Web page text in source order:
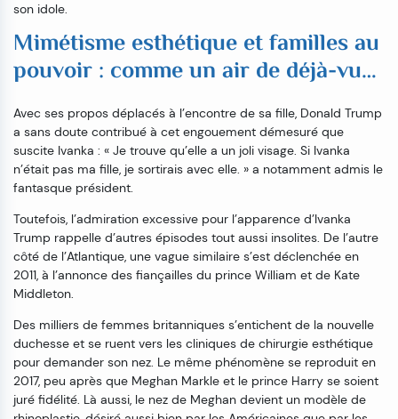
son idole.
Mimétisme esthétique et familles au
pouvoir : comme un air de déjà-vu…
Avec ses propos déplacés à l’encontre de sa fille, Donald Trump
a sans doute contribué à cet engouement démesuré que
suscite Ivanka : « Je trouve qu’elle a un joli visage. Si Ivanka
n’était pas ma fille, je sortirais avec elle. » a notamment admis le
fantasque président.
Toutefois, l’admiration excessive pour l’apparence d’Ivanka
Trump rappelle d’autres épisodes tout aussi insolites. De l’autre
côté de l’Atlantique, une vague similaire s’est déclenchée en
2011, à l’annonce des fiançailles du prince William et de Kate
Middleton.
Des milliers de femmes britanniques s’entichent de la nouvelle
duchesse et se ruent vers les cliniques de chirurgie esthétique
pour demander son nez. Le même phénomène se reproduit en
2017, peu après que Meghan Markle et le prince Harry se soient
juré fidélité. Là aussi, le nez de Meghan devient un modèle de